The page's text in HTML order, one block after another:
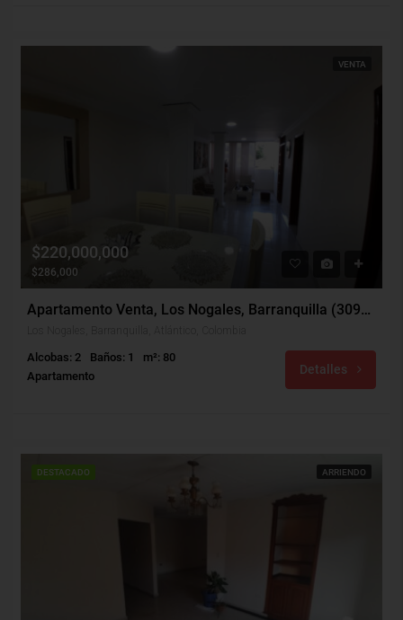
VENTA
$220,000,000
$286,000
Apartamento Venta, Los Nogales, Barranquilla (30946)
Alcobas: 2 Baños: 1
m²: 80
Apartamento
Detalles
DESTACADO ARRIENDO